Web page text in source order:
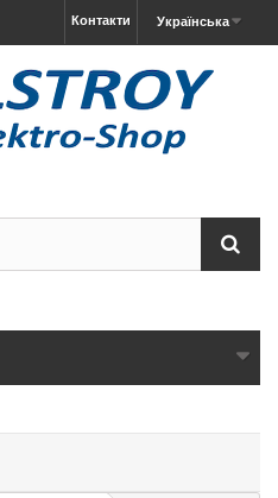
Українська
Контакти